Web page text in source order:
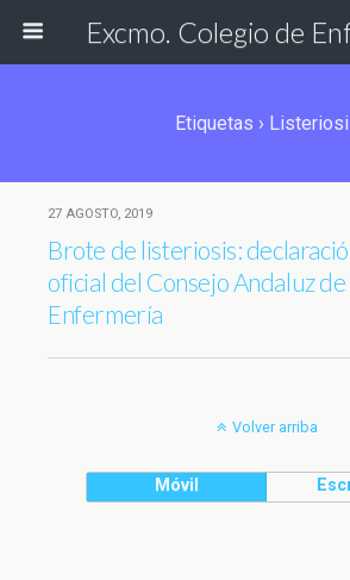
Etiquetas ›
27 AGOSTO, 2019
Brote de listeriosis:
oficial del Consejo Andaluz de
Enfermería
Volver arriba
Móvil